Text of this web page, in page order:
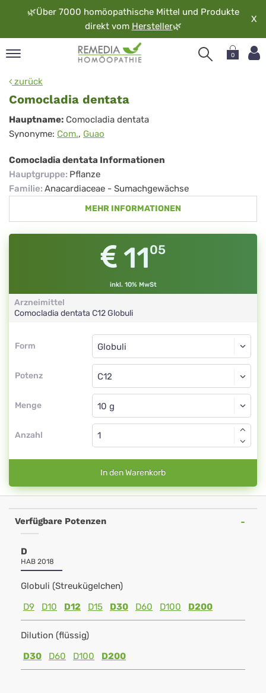
🌿Über 7000 homöopathische Mittel und Produkte
direkt vom Hersteller🌿
X
0
zurück
Comocladia dentata
Comocladia
dentata
Hauptname: Comocladia dentata
Synonyme: Com., Guao
Comocladia dentata Informationen
Hauptgruppe: Pflanze
Familie: Anacardiaceae - Sumachgewächse
MEHR INFORMATIONEN
1105
inkl. 10% MwSt
Arzneimittel
Comocladia dentata C12Globuli
Form
Form
Potenz
Globuli
C12
Menge
Globuli
Anzahl
In den Warenkorb
Verfügbare Potenzen
D
HAB 2018
Globuli (Streukügelchen)
D9
D10 D12 D15 D30 D60 D100 D200
Dilution (flüssig)
D30
D60 D100 D200